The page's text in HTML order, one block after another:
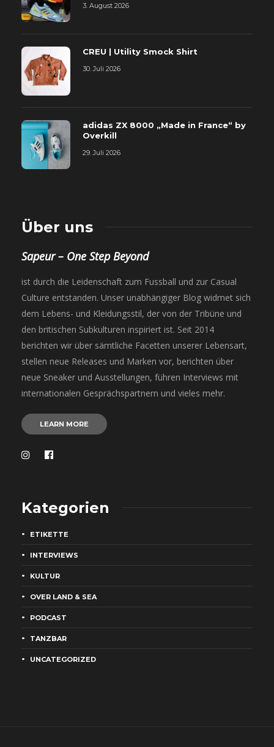
3. August 2026
CREU | Utility Smock Shirt
30. Juli 2026
adidas ZX 8000 „Made in France“ by
Overkill
29. Juli 2026
Über uns
Sapeur – One Step Beyond
ist durch die Leidenschaft zum Fussball und zur Casual
Culture entstanden. Unser unabhängiger Blog widmet sich
dem Lebens- und Kleidungsstil, der von der Tribüne und
den britischen Subkulturen inspiriert ist. Seit 2014
berichten wir über sämtliche Facetten unserer Lebensart,
stellen neue Releases und Marken vor, berichten über
neue Sneaker und Ausstellungen, führen Interviews mit
internationalen Gesprächspartnern und vieles mehr.
LEARN MORE
Kategorien
ETIKETTE
INTERVIEWS
KULTUR
OVER LAND & SEA
PODCAST
TANZBAR
UNCATEGORIZED